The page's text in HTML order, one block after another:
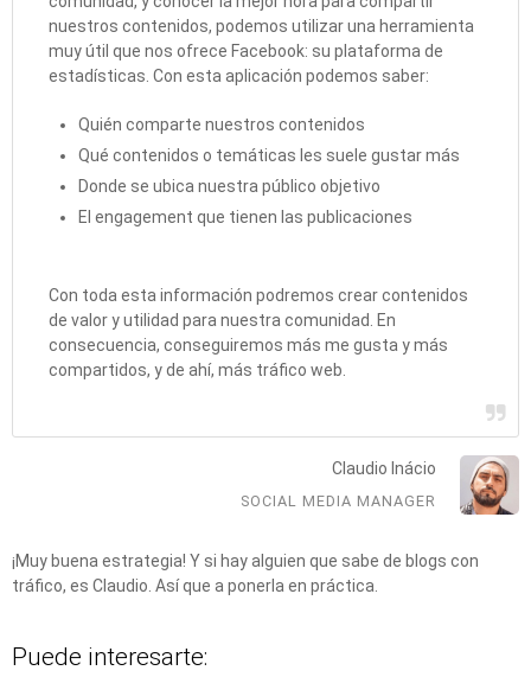
nuestros contenidos, podemos utilizar una herramienta
muy útil que nos ofrece Facebook: su plataforma de
estadísticas. Con esta aplicación podemos saber:
Quién comparte nuestros contenidos
Qué contenidos o temáticas les suele gustar más
Donde se ubica nuestra público objetivo
El engagement que tienen las publicaciones
Con toda esta información podremos crear contenidos
de valor y utilidad para nuestra comunidad. En
consecuencia, conseguiremos más me gusta y más
compartidos, y de ahí, más tráfico web.
Claudio Inácio
SOCIAL MEDIA MANAGER
¡Muy buena estrategia! Y si hay alguien que sabe de blogs con
tráfico, es Claudio. Así que a ponerla en práctica.
Puede interesarte: